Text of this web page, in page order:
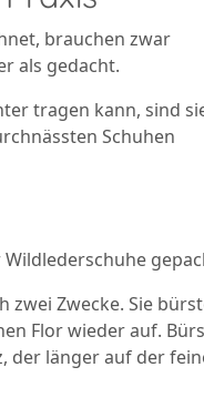
brauchen zwar
als gedacht.
tragen kann, sind
Schuhen
Zwecke. Sie
Flor wieder auf.
der länger auf der